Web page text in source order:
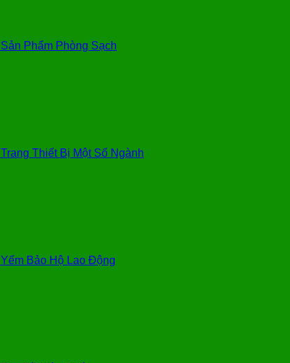
Sản Phẩm Phòng Sạch
Trang Thiết Bị Một Số Ngành
Yếm Bảo Hộ Lao Động